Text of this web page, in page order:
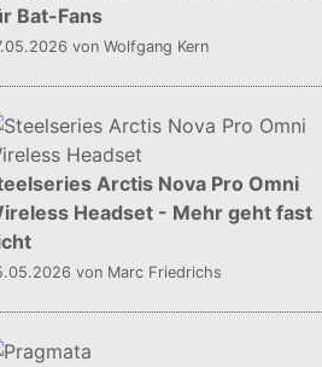
Bat-Fans
von Wolfgang Kern
Arctis Nova Pro Omni
Headset - Mehr geht fast
von Marc Friedrichs